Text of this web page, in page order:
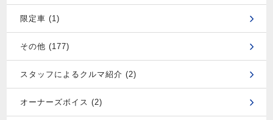
限定車 (1)
その他 (177)
スタッフによるクルマ紹介 (2)
オーナーズボイス (2)